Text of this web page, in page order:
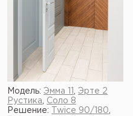
Модель: Эмма 11
Эрте 2
Рустика
Соло 8
Решение:
Twice 90/180